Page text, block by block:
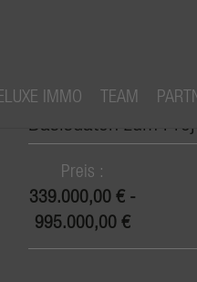
IMMO TEAM
Basisdaten zum
Preis
339.000,00 € -
995.000,00 €